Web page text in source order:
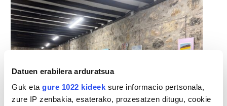
Datuen erabilera arduratsua
Guk eta gure 1022 kideek sure informacio pertsonala,
zure IP zenbakia, esaterako, prozesatzen ditugu, cookie